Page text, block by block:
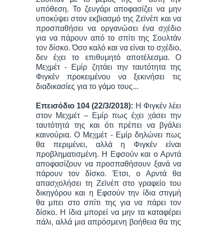
υπόθεση. Το ζευγάρι αποφασίζει να μην
υποκύψει στον εκβιασμό της Ζεϊνέπ και να
προσπαθήσει να οργανώσει ένα σχέδιο
για να πάρουν από το σπίτι της Σουλτάν
τον δίσκο. Όσο καλό και να είναι το σχέδιο,
δεν έχει το επιθυμητό αποτέλεσμα. Ο
Μεχμέτ - Εμίρ ζητάει την ταυτότητα της
Φιγκέν προκειμένου να ξεκινήσει τις
διαδικασίες για το γάμο τους...
Επεισόδιο 104 (22/3/2018): Η Φιγκέν λέει
στον Μεχμέτ – Εμίρ πως έχει χάσει την
ταυτότητά της και ότι πρέπει να βγάλει
καινούρια. Ο Μεχμέτ - Εμίρ δηλώνει πως
θα περιμένει, αλλά η Φιγκέν είναι
προβληματισμένη. Η Εφσούν και ο Αρντά
αποφασίζουν να προσπαθήσουν ξανά να
πάρουν τον δίσκο. Έτσι, ο Αρντά θα
απασχολήσει τη Ζεϊνέπ στο γραφείο του
δικηγόρου και η Εφσούν την ίδια στιγμή
θα μπει στο σπίτι της για να πάρει τον
δίσκο. Η ίδια μπορεί να μην τα καταφέρει
πάλι, αλλά μια απρόσμενη βοήθεια θα της